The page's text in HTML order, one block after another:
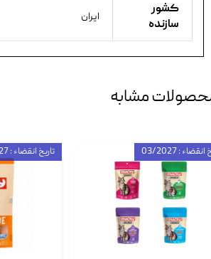
کشور
سازنده
ایران
مشابه
تاریخ انقضاء : 03/2027 : 03/2027